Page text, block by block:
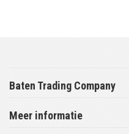
Baten Trading Company
Meer informatie